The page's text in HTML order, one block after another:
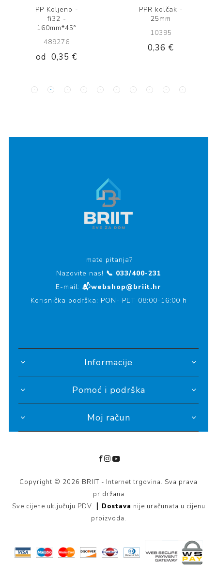
PP Koljeno -
fi32 -
160mm*45°
489276
od 0,35 €
PPR kolčak -
25mm
10395
0,36 €
Imate pitanja?
Nazovite nas! 📞 033/400-231
E-mail: 📬webshop@briit.hr
Korisnička podrška: PON- PET 08:00-16:00 h
Informacije
Pomoć i podrška
Moj račun
Copyright © 2026 BRIIT - Internet trgovina. Sva prava
pridržana
Sve cijene uključuju PDV. ┃ Dostava nije uračunata u cijenu
proizvoda.